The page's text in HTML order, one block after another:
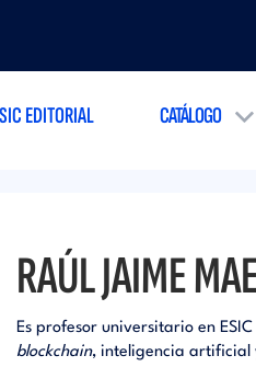
EDITORIAL CATÁLOGO
RAÚL JAIME
Es profesor universitario en
blockchain, inteligencia artificial